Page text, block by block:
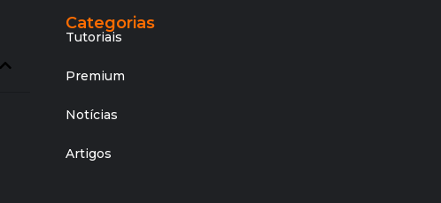
Categorias
Tutoriais
Premium
Notícias
Artigos